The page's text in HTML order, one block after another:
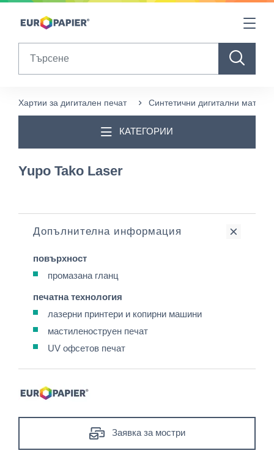
Table Of Content
Хартии за дигитален печат Синтетични дигитални
КАТЕГОРИИ
Yupo Tako Laser
Допълнителна информация
повърхност
промазана гланц
печатна технология
лазерни принтери и копирни машини
мастиленоструен печат
UV офсетов печат
Заявка за мостри